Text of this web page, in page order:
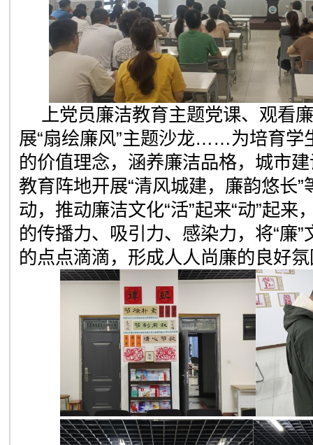
上党员廉洁教育主题党课、观看
展“扇绘廉风”主题沙龙……为培育学
的价值理念，涵养廉洁品格，城市
教育阵地开展“清风城建，廉韵悠长
动，推动廉洁文化“活”起来“动”起来
的传播力、吸引力、感染力，将“廉
的点点滴滴，形成人人尚廉的良好